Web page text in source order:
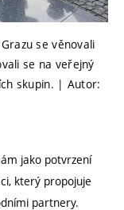
se věnovali
se na veřejný
skupin. | Autor:
jako potvrzení
který propojuje
partnery.